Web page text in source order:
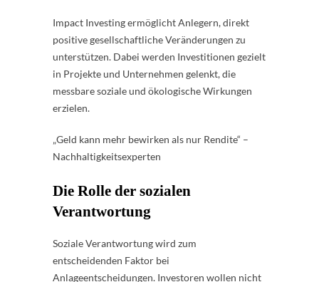
Impact Investing ermöglicht Anlegern, direkt
positive gesellschaftliche Veränderungen zu
unterstützen. Dabei werden Investitionen gezielt
in Projekte und Unternehmen gelenkt, die
messbare soziale und ökologische Wirkungen
erzielen.
„Geld kann mehr bewirken als nur Rendite“ –
Nachhaltigkeitsexperten
Die Rolle der sozialen
Verantwortung
Soziale Verantwortung wird zum
entscheidenden Faktor bei
Anlageentscheidungen. Investoren wollen nicht